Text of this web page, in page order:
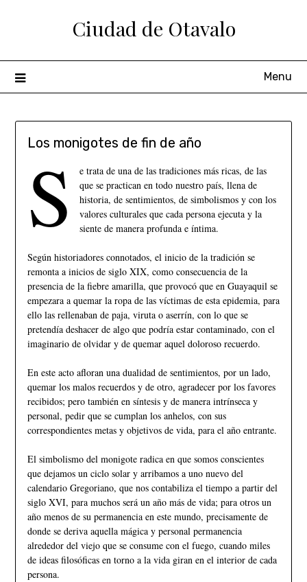
Ciudad de Otavalo
Menu
Los monigotes de fin de año
S
e trata de una de las tradiciones más ricas, de las
que se practican en todo nuestro país, llena de
historia, de sentimientos, de simbolismos y con los
valores culturales que cada persona ejecuta y la
siente de manera profunda e íntima.
Según historiadores connotados, el inicio de la tradición se
remonta a inicios de siglo XIX, como consecuencia de la
presencia de la fiebre amarilla, que provocó que en Guayaquil se
empezara a quemar la ropa de las víctimas de esta epidemia, para
ello las rellenaban de paja, viruta o aserrín, con lo que se
pretendía deshacer de algo que podría estar contaminado, con el
imaginario de olvidar y de quemar aquel doloroso recuerdo.
En este acto afloran una dualidad de sentimientos, por un lado,
quemar los malos recuerdos y de otro, agradecer por los favores
recibidos; pero también en síntesis y de manera intrínseca y
personal, pedir que se cumplan los anhelos, con sus
correspondientes metas y objetivos de vida, para el año entrante.
El simbolismo del monigote radica en que somos conscientes
que dejamos un ciclo solar y arribamos a uno nuevo del
calendario Gregoriano, que nos contabiliza el tiempo a partir del
siglo XVI, para muchos será un año más de vida; para otros un
año menos de su permanencia en este mundo, precisamente de
donde se deriva aquella mágica y personal permanencia
alrededor del viejo que se consume con el fuego, cuando miles
de ideas filosóficas en torno a la vida giran en el interior de cada
persona.